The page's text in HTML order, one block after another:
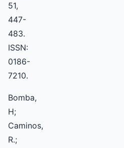
51,
447-
483.
ISSN:
0186-
7210.
Bomba,
H;
Caminos,
R.;